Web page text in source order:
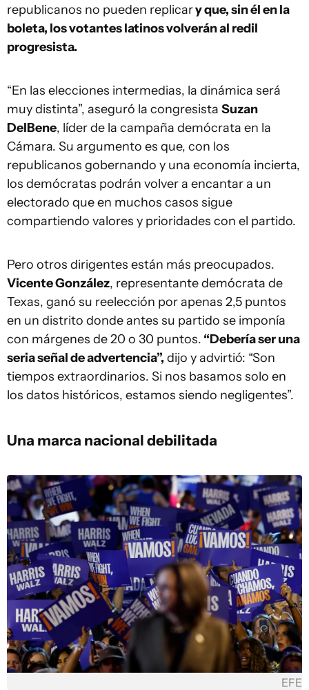
republicanos no pueden replicary que, sin él en la
boleta, los votantes latinos volverán al redil
progresista.
“En las elecciones intermedias, la dinámica será
muy distinta”, aseguró la congresista Suzan
DelBene, líder de la campaña demócrata en la
Cámara. Su argumento es que, con los
republicanos gobernando y una economía incierta,
los demócratas podrán volver a encantar a un
electorado que en muchos casos sigue
compartiendo valores y prioridades con el partido.
Pero otros dirigentes están más preocupados.
Vicente González, representante demócrata de
Texas, ganó su reelección por apenas 2,5 puntos
en un distrito donde antes su partido se imponía
con márgenes de 20 o 30 puntos. “Debería ser una
seria señal de advertencia”, dijo y advirtió: “Son
tiempos extraordinarios. Si nos basamos solo en
los datos históricos, estamos siendo negligentes”.
Una marca nacional debilitada
EFE